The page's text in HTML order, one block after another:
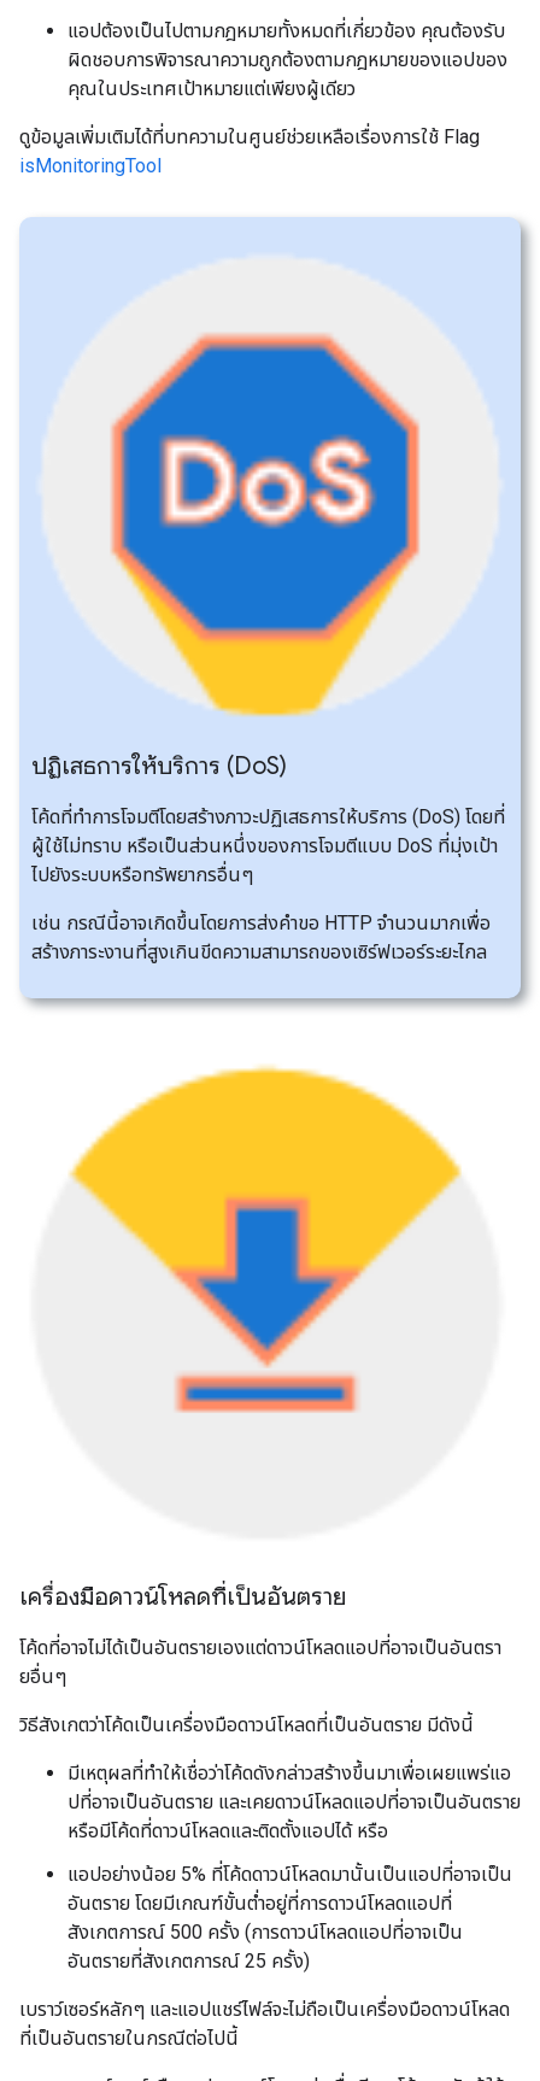
แอปต้องเป็นไปตามกฎหมายทั้งหมดที่เกี่ยวข้อง คุณต้องรับ
ผิดชอบการพิจารณาความถูกต้องตามกฎหมายของแอปของ
คุณในประเทศเป้าหมายแต่เพียงผู้เดียว
ดูข้อมูลเพิ่มเติมได้ที่บทความในศูนย์ช่วยเหลือเรื่องการใช้ Flag
isMonitoringTool
ปฏิเสธการให้บริการ (DoS)
โค้ดที่ทำการโจมตีโดยสร้างภาวะปฏิเสธการให้บริการ (DoS) โดยที่
ผู้ใช้ไม่ทราบ หรือเป็นส่วนหนึ่งของการโจมตีแบบ DoS ที่มุ่งเป้า
ไปยังระบบหรือทรัพยากรอื่นๆ
เช่น กรณีนี้อาจเกิดขึ้นโดยการส่งคำขอ HTTP จำนวนมากเพื่อ
สร้างภาระงานที่สูงเกินขีดความสามารถของเซิร์ฟเวอร์ระยะไกล
เครื่องมือดาวน์โหลดที่เป็นอันตราย
โค้ดที่อาจไม่ได้เป็นอันตรายเองแต่ดาวน์โหลดแอปที่อาจเป็นอันตรา
ยอื่นๆ
วิธีสังเกตว่าโค้ดเป็นเครื่องมือดาวน์โหลดที่เป็นอันตราย มีดังนี้
มีเหตุผลที่ทำให้เชื่อว่าโค้ดดังกล่าวสร้างขึ้นมาเพื่อเผยแพร่แอ
ปที่อาจเป็นอันตราย และเคยดาวน์โหลดแอปที่อาจเป็นอันตราย
หรือมีโค้ดที่ดาวน์โหลดและติดตั้งแอปได้ หรือ
แอปอย่างน้อย 5% ที่โค้ดดาวน์โหลดมานั้นเป็นแอปที่อาจเป็น
อันตราย โดยมีเกณฑ์ขั้นต่ำอยู่ที่การดาวน์โหลดแอปที่
สังเกตการณ์ 500 ครั้ง (การดาวน์โหลดแอปที่อาจเป็น
อันตรายที่สังเกตการณ์ 25 ครั้ง)
เบราว์เซอร์หลักๆ และแอปแชร์ไฟล์จะไม่ถือเป็นเครื่องมือดาวน์โหลด
ที่เป็นอันตรายในกรณีต่อไปนี้